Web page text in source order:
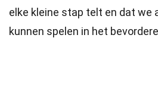
elke kleine stap telt en dat we
kunnen spelen in het